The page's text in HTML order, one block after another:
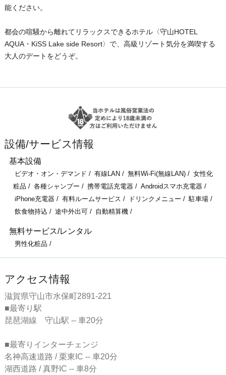
能ください。
都会の喧騒から離れてリラックスできるホテル〈守山HOTEL
AQUA・KiSS Lake side Resort〉で、高級リゾート気分を満喫する
大人のデートをどうぞ。
設備/サービス情報
基本設備
ビデオ・オン・デマンド 有線LAN 無料Wi-Fi(無線LAN)
女性化
粧品
各種シャンプー 携帯電話充電器
Androidスマホ充電器
iPhone充電器
有料ルームサービス ドリンクメニュー
駐車場
飲食物持込
途中外出可 自動精算機
無料サービス/レンタル
男性化粧品
アクセス情報
滋賀県守山市水保町2891-221
■最寄り駅
琵琶湖線 守山駅 -- 車20分
■最寄りインターチェンジ
名神高速道路 / 栗東IC -- 車20分
湖西道路 / 真野IC -- 車8分